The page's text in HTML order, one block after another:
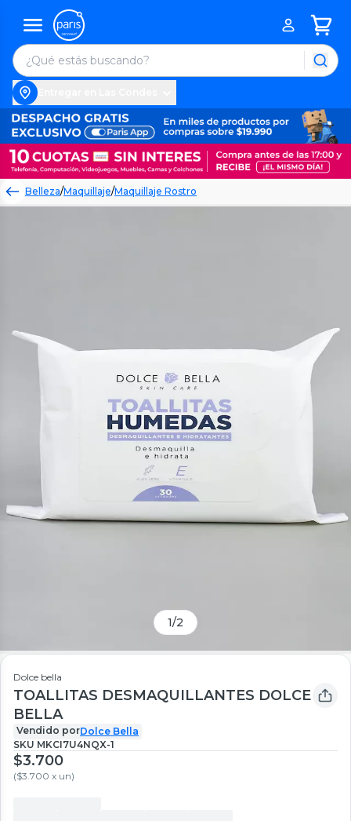
Belleza/Maquillaje/Maquillaje Rostro
1/2
Dolce bella
TOALLITAS DESMAQUILLANTES DOLCE
BELLA
Vendido porDolce Bella
SKU MKCI7U4NQX-1
$3.700
($3.700 x un)